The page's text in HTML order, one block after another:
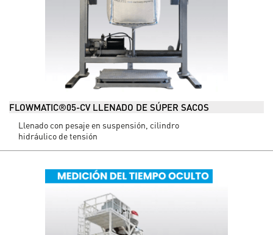
FLOWMATIC®05-CV LLENADO DE SÚPER SACOS
Llenado con pesaje en suspensión, cilindro
hidráulico de tensión